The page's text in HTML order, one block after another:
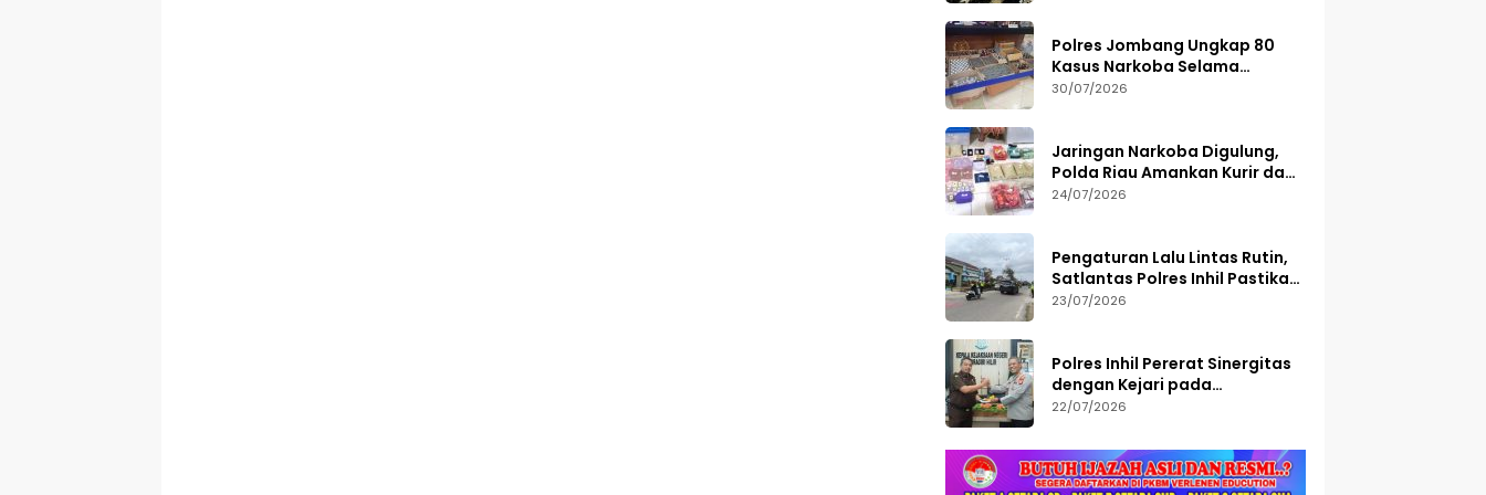
Polres Jombang Ungkap 80
Kasus Narkoba Selama
Semester I 2026, 113 Tersangka
30/07/2026
Jaringan Narkoba Digulung,
Polda Riau Amankan Kurir dan
Sita Barang Bukti Bernilai
24/07/2026
Pengaturan Lalu Lintas Rutin,
Satlantas Polres Inhil Pastikan
Arus Tetap Lancar
23/07/2026
Polres Inhil Pererat Sinergitas
dengan Kejari pada
Peringatan Hari Bakti
22/07/2026